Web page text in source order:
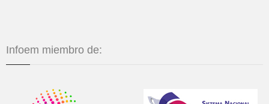
Infoem miembro de: